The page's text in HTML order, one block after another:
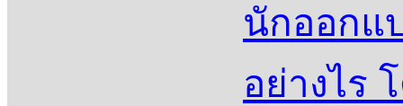
นักออกแ
อย่างไร